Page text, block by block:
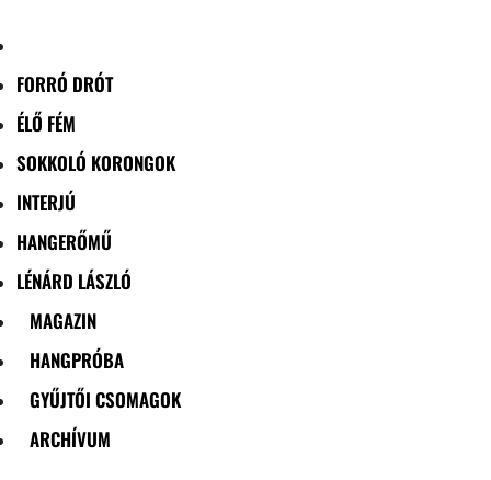
FORRÓ DRÓT
ÉLŐ FÉM
SOKKOLÓ KORONGOK
INTERJÚ
HANGERŐMŰ
LÉNÁRD LÁSZLÓ
MAGAZIN
HANGPRÓBA
GYŰJTŐI CSOMAGOK
ARCHÍVUM